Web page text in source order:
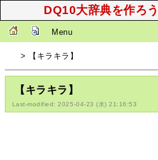
DQ10大辞典を作ろ
Menu
> 【キラキラ】
【キラキラ】
Last-modified: 2025-04-23 (水) 21:16:53